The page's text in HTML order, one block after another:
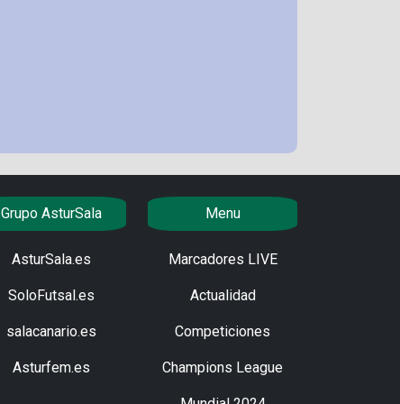
Grupo AsturSala
AsturSala.es
SoloFutsal.es
salacanario.es
Asturfem.es
Menu
Marcadores LIVE
Actualidad
Competiciones
Champions League